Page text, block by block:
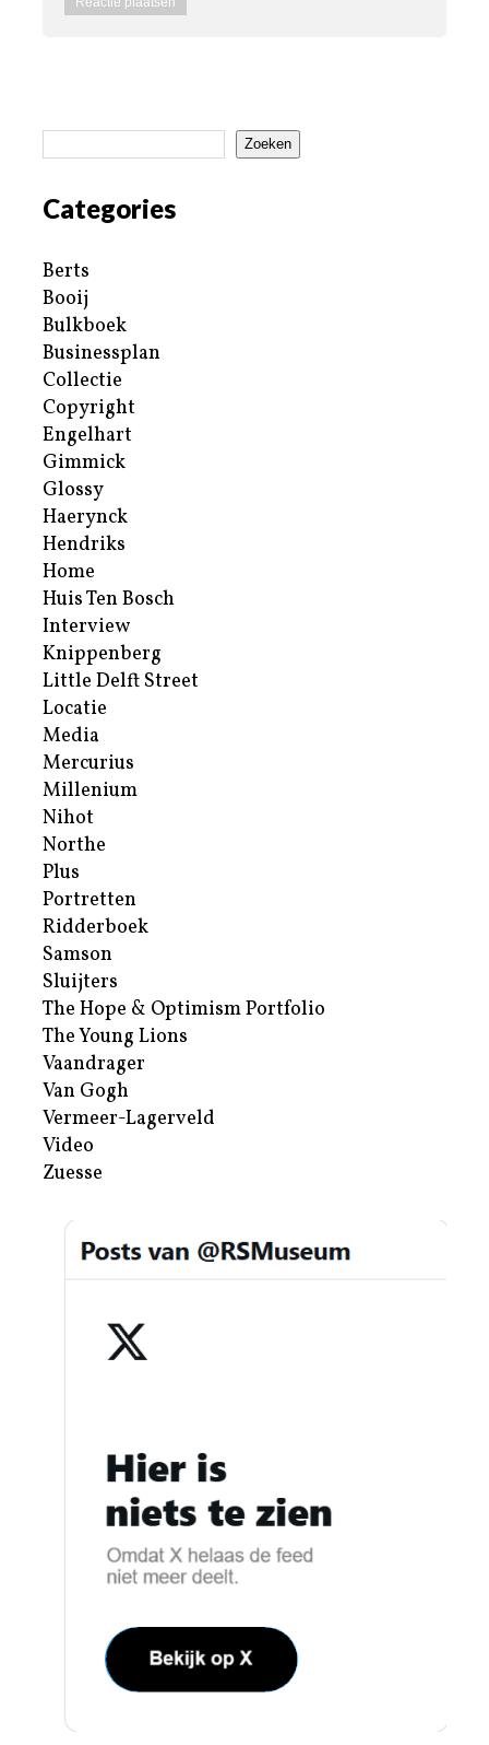
Zoeken
Categories
Berts
Booij
Bulkboek
Businessplan
Collectie
Copyright
Engelhart
Gimmick
Glossy
Haerynck
Hendriks
Home
Huis Ten Bosch
Interview
Knippenberg
Little Delft Street
Locatie
Media
Mercurius
Millenium
Nihot
Northe
Plus
Portretten
Ridderboek
Samson
Sluijters
The Hope & Optimism Portfolio
The Young Lions
Vaandrager
Van Gogh
Vermeer-Lagerveld
Video
Zuesse